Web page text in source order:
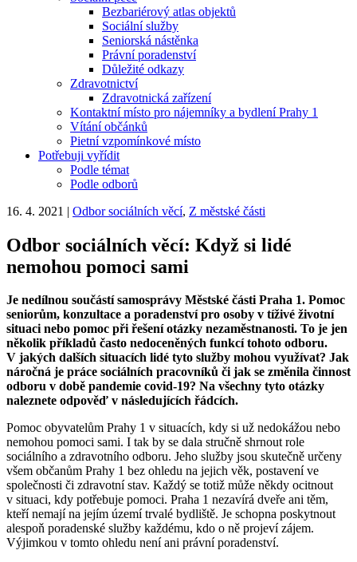
Bezbariérový atlas objektů
Sociální služby
Seniorská nástěnka
Právní poradenství
Důležité odkazy
Zdravotnictví
Zdravotnická zařízení
Kontaktní místo pro nájemníky a bydlení Prahy 1
Vítání občánků
Pietní vzpomínkové místo
Potřebuji vyřídit
Podle témat
Podle odborů
16. 4. 2021 | Odbor sociálních věcí, Z městské části
Odbor sociálních věcí: Když si lidé
nemohou pomoci sami
Je nedílnou součástí samosprávy Městské části Praha 1. Pomoc
seniorům, konzultace a poradenství pro osoby v tíživé životní
situaci nebo pomoc při řešení otázky nezaměstnanosti. To je jen
několik příkladů často nedoceněných funkcí tohoto odboru.
V jakých dalších situacích lidé tyto služby mohou využívat? Jak
náročná je práce sociálních pracovníků či jak se změnila činnost
odboru v době pandemie covid-19? Na všechny tyto otázky
naleznete odpověď v následujících řádcích.
Pomoc obyvatelům Prahy 1 v situacích, kdy si už nedokážou nebo
nemohou pomoci sami. I tak by se dala stručně shrnout role
sociálního a zdravotního odboru. Jeho služby jsou skutečně určeny
všem občanům Prahy 1 bez ohledu na jejich věk, postavení ve
společnosti či zdravotní stav. Každý se totiž může někdy ocitnout
v situaci, kdy potřebuje pomoci. Praha 1 nezavírá dveře ani těm,
kteří nemají na jejím území trvalé bydliště. Je schopna poskytnout
alespoň poradenské služby každému, kdo o ně projeví zájem.
Výjimkou v tomto ohledu není ani právní poradenství.